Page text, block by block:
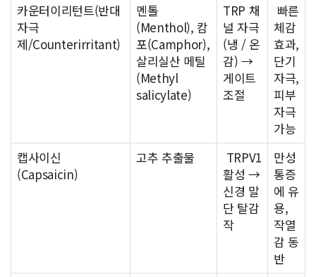
카운터이리턴트(반대
자극
제/Counterirritant)
멘톨
(Menthol), 캄
포(Camphor),
살리실산 메틸
(Methyl
salicylate)
TRP 채
널 자극
(냉 / 온
감) →
게이트
조절
빠른
체감
효과,
단기
자극,
피부
자극
가능
캡사이신
(Capsaicin)
고추 추출물
TRPV1
활성 →
신경 말
단 탈감
작
만성
통증
에 유
용,
작열
감 동
반